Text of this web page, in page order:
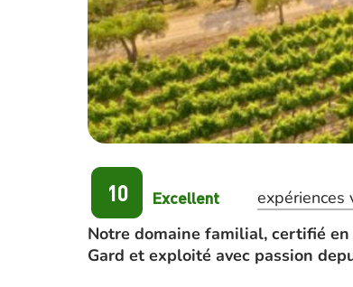
10 Excellent
expériences
Notre domaine familial, certifié
Gard et exploité avec passion